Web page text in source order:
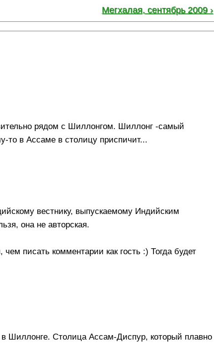
Мегхалая, сентябрь 2009 ›
рядом с Шиллонгом. Шиллонг -самый
то в Ассаме в столицу приспичит...
вестнику, выпускаемому Индийским
она не авторская.
писать комментарии как гость :) Тогда будет
Столица Ассам-Диспур, который плавно